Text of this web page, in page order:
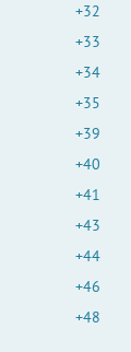
+32
+33
+34
+35
+39
+40
+41
+43
+44
+46
+48